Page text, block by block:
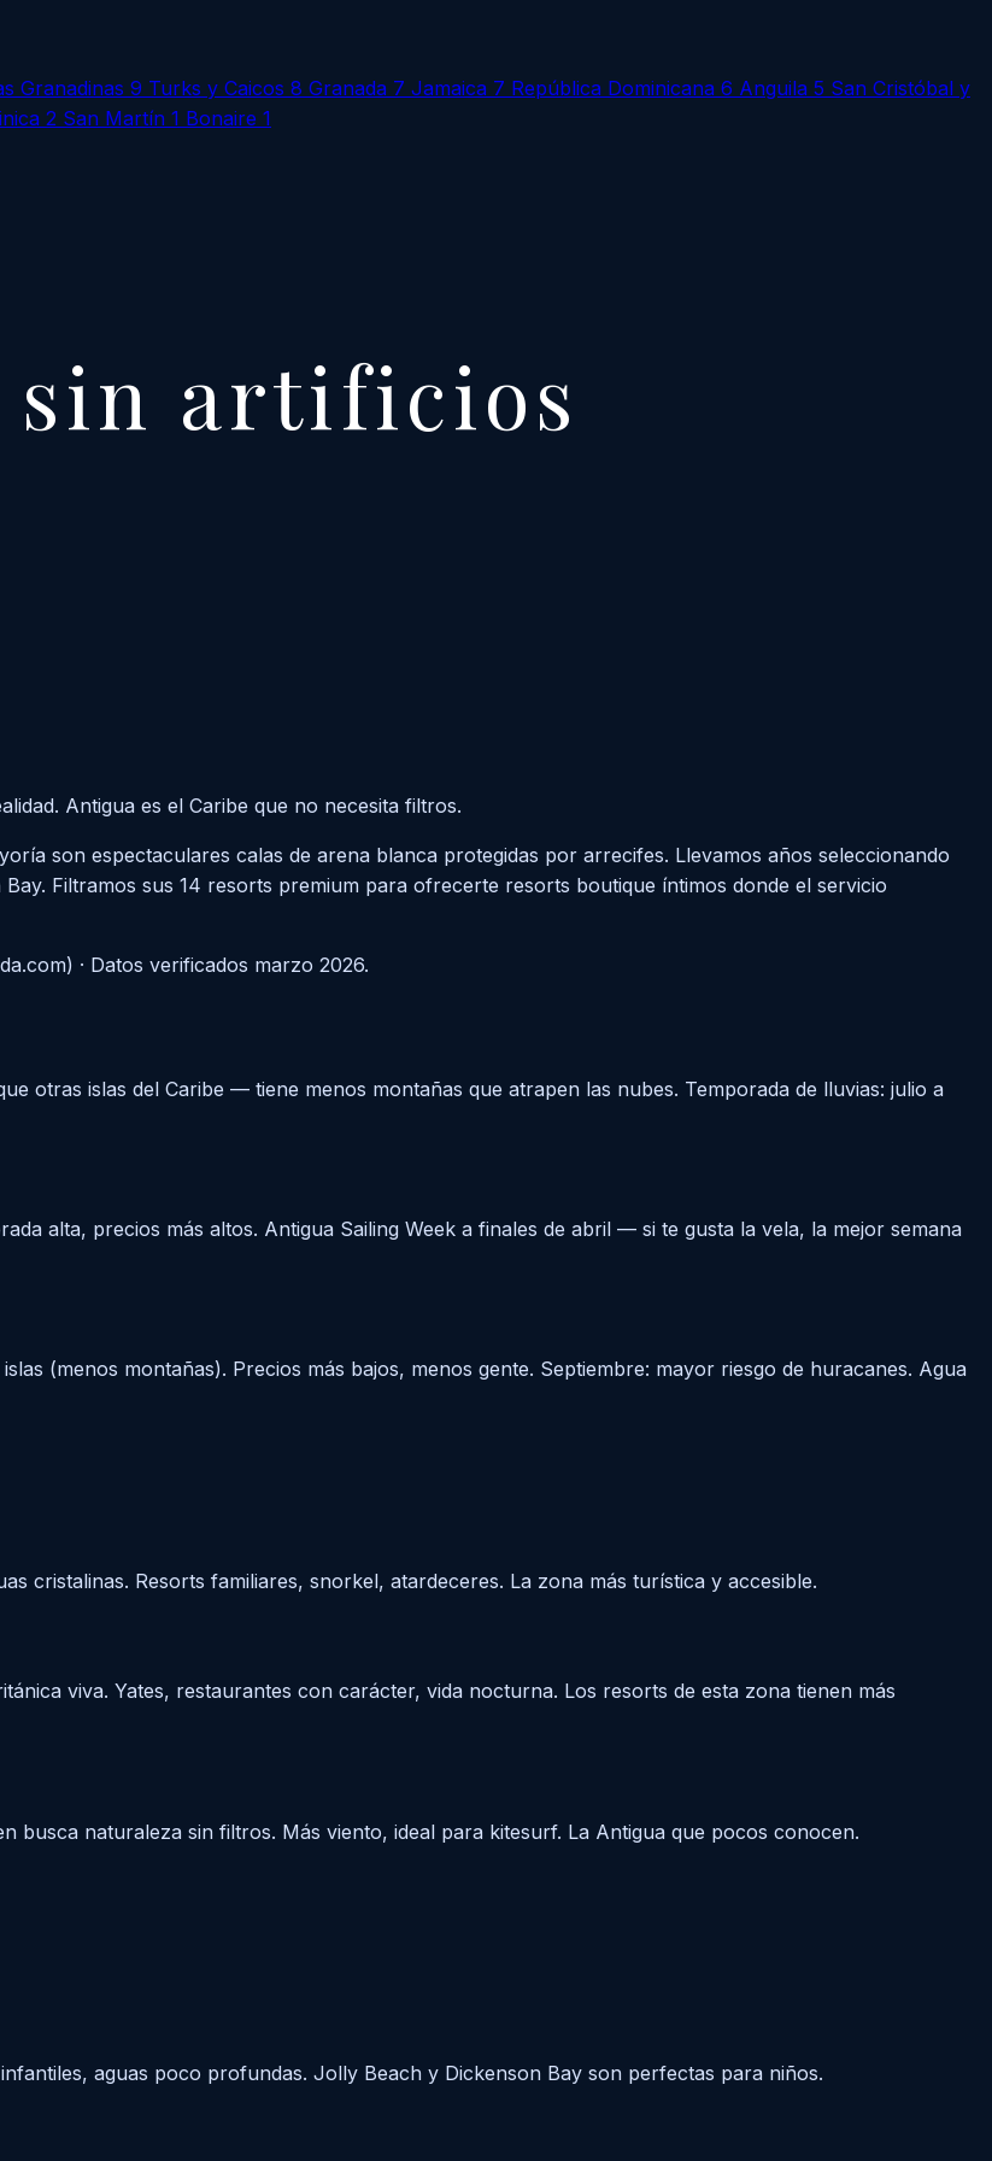
Granadinas 9 Turks y Caicos 8 Granada 7 Jamaica 7 República Dominicana 6 Anguila 5 San Cristóbal y
2 San Martín 1 Bonaire 1
sin artificios
Antigua es el Caribe que no necesita filtros.
son espectaculares calas de arena blanca protegidas por arrecifes. Llevamos años seleccionando
Filtramos sus 14 resorts premium para ofrecerte resorts boutique íntimos donde el servicio
· Datos verificados marzo 2026.
otras islas del Caribe — tiene menos montañas que atrapen las nubes. Temporada de lluvias: julio a
alta, precios más altos. Antigua Sailing Week a finales de abril — si te gusta la vela, la mejor semana
(menos montañas). Precios más bajos, menos gente. Septiembre: mayor riesgo de huracanes. Agua
cristalinas. Resorts familiares, snorkel, atardeceres. La zona más turística y accesible.
viva. Yates, restaurantes con carácter, vida nocturna. Los resorts de esta zona tienen más
busca naturaleza sin filtros. Más viento, ideal para kitesurf. La Antigua que pocos conocen.
aguas poco profundas. Jolly Beach y Dickenson Bay son perfectas para niños.